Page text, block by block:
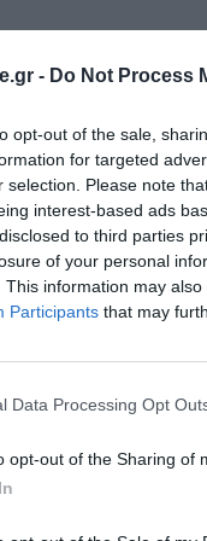
- Do Not Process
opt-out of the sale,
for targeted
selection. Please note
interest-based ads
to third parties
of your personal
This information may
Participants that may
Data Processing Opt
opt-out of the Sharing of
το συνέδριο
της
και τη
και
πολιτιστικής
τις
και την
στην προστασία
συνεδρίες,
για την